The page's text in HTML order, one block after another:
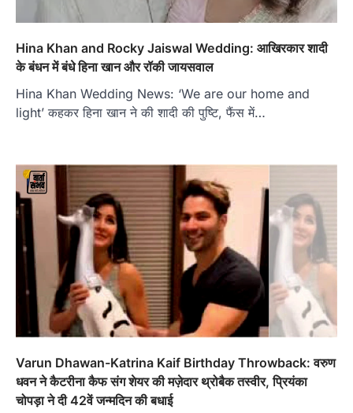
Hina Khan and Rocky Jaiswal Wedding: आखिरकार शादी
के बंधन में बंधे हिना खान और रॉकी जायसवाल
Hina Khan Wedding News: ‘We are our home and
light’ कहकर हिना खान ने की शादी की पुष्टि, फैंस में…
Varun Dhawan-Katrina Kaif Birthday Throwback: वरुण
धवन ने कैटरीना कैफ संग शेयर की मज़ेदार थ्रोबैक तस्वीर, प्रियंका
चोपड़ा ने दी 42वें जन्मदिन की बधाई